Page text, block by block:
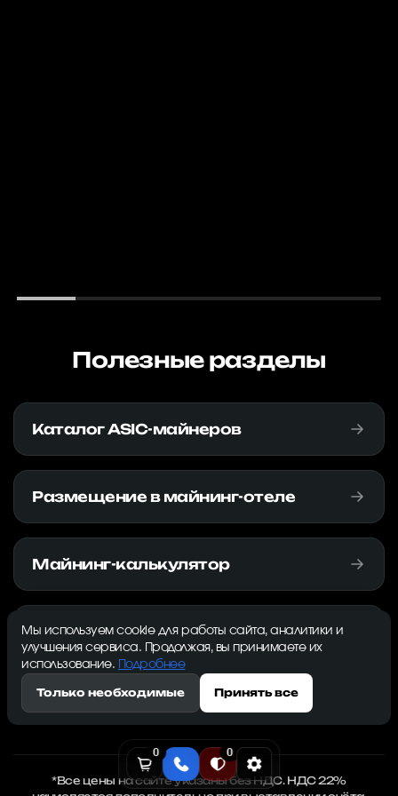
0 0
Полезные разделы
Каталог ASIC-майнеров
Размещение в майнинг-отеле
Майнинг-калькулятор
Прайс-лист оборудования
*Все цены на сайте указаны без НДС. НДС 22%
Мы используем cookie для работы сайта, аналитики и
улучшения сервиса. Продолжая, вы принимаете их
использование.
Подробнее
Только необходимые Принять все